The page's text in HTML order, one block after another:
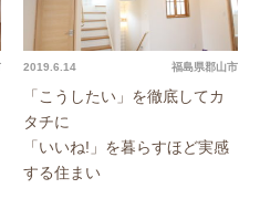
2019.6.14 福島県郡山市
「こうしたい」を徹底してカ
タチに
「いいね!」を暮らすほど実感
する住まい